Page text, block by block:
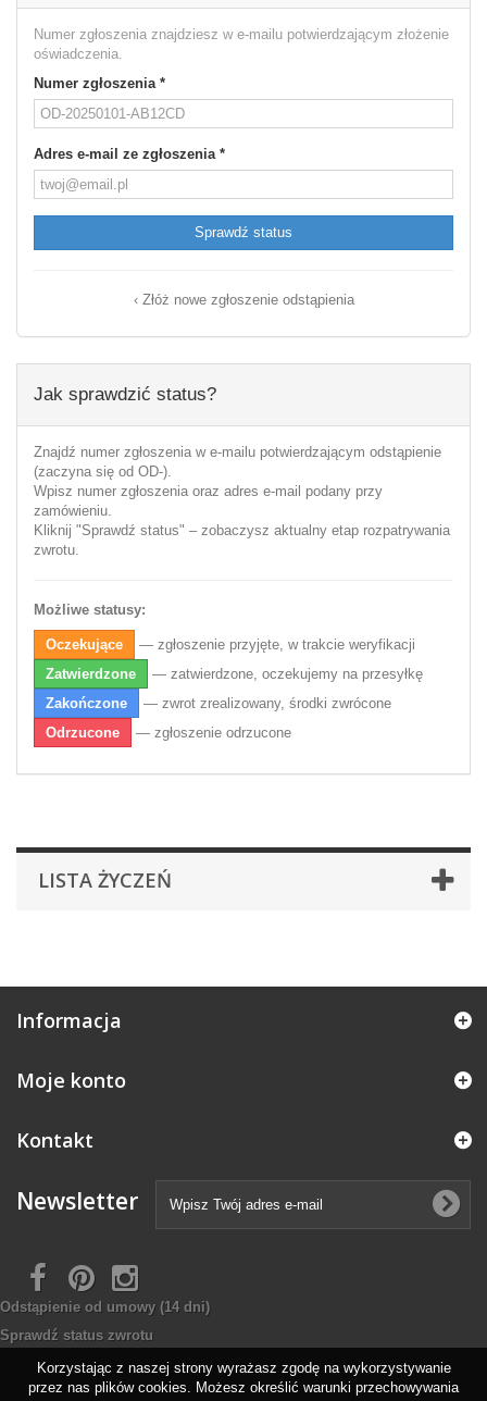
Numer zgłoszenia znajdziesz w e-mailu potwierdzającym złożenie
oświadczenia.
Numer zgłoszenia *
Adres e-mail ze zgłoszenia *
Sprawdź status
‹ Złóż nowe zgłoszenie odstąpienia
Jak sprawdzić status?
Znajdź numer zgłoszenia w e-mailu potwierdzającym odstąpienie
(zaczyna się od OD-).
Wpisz numer zgłoszenia oraz adres e-mail podany przy
zamówieniu.
Kliknij "Sprawdź status" – zobaczysz aktualny etap rozpatrywania
zwrotu.
Możliwe statusy:
Oczekujące
— zgłoszenie przyjęte, w trakcie weryfikacji
Zatwierdzone
— zatwierdzone, oczekujemy na przesyłkę
Zakończone
— zwrot zrealizowany, środki zwrócone
Odrzucone
— zgłoszenie odrzucone
LISTA ŻYCZEŃ
Informacja
Moje konto
Kontakt
Newsletter
Korzystając z naszej strony wyrażasz zgodę na wykorzystywanie
przez nas plików cookies. Możesz określić warunki przechowywania
Odstąpienie od umowy (14 dni)
Sprawdź status zwrotu